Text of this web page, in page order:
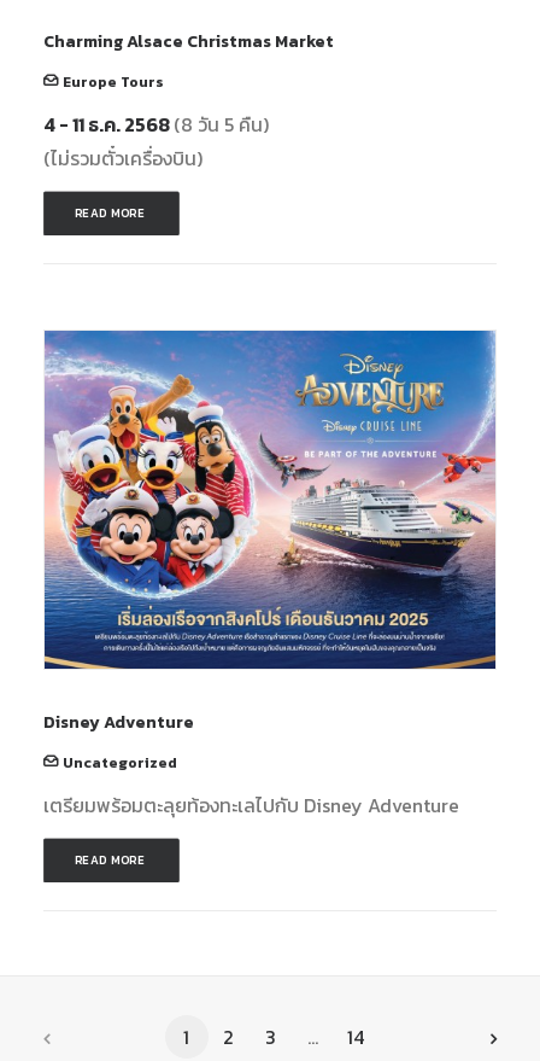
Charming Alsace Christmas Market
Europe Tours
4 - 11 ธ.ค. 2568(8 วัน 5 คืน)
(ไม่รวมตั๋วเครื่องบิน)
READ MORE
Disney Adventure
Uncategorized
เตรียมพร้อมตะลุยท้องทะเลไปกับ Disney Adventure
READ MORE
1 2 3 … 14